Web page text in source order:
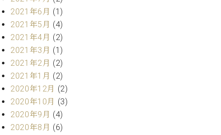
ヒ
シ
ュ
タ
イ
ン
ア
カ
デ
ミ
ー
ジ
ュ
ア
ク
セ
セン
トラ
ム東
京の
ご案
内
2021年6月 (1)
2021年5月 (4)
2021年4月 (2)
2021年3月 (1)
2021年2月 (2)
2021年1月 (2)
2020年12月 (2)
2020年10月 (3)
2020年9月 (4)
2020年8月 (6)